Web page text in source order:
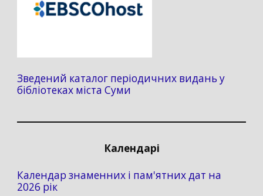
Зведений каталог періодичних видань у
бібліотеках міста Суми
Календарі
Календар знаменних і пам'ятних дат на
2026 рік